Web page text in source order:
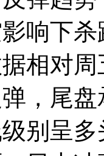
响下
相对
，尾
别呈